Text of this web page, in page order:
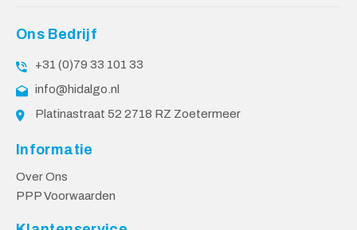
Ons Bedrijf
+31 (0)79 33 101 33
info@hidalgo.nl
Platinastraat 52 2718 RZ Zoetermeer
Informatie
Over Ons
PPP Voorwaarden